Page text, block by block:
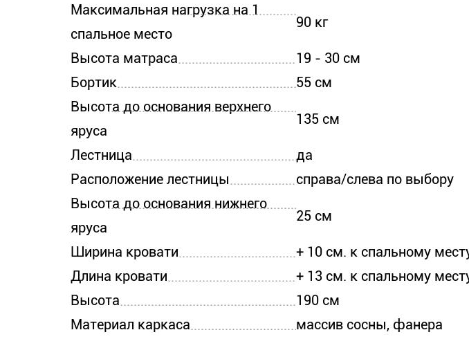
Максимальная нагрузка на 1
спальное место
90 кг
Высота матраса
19 - 30 см
Бортик
55 см
Высота до основания верхнего
яруса
135 см
Лестница
да
Расположение лестницы
справа/слева по выбору
Высота до основания нижнего
яруса
25 см
Ширина кровати
+ 10 см. к спальному
Длина кровати
+ 13 см. к спальному
Высота
190 см
Материал каркаса
массив сосны, фанера